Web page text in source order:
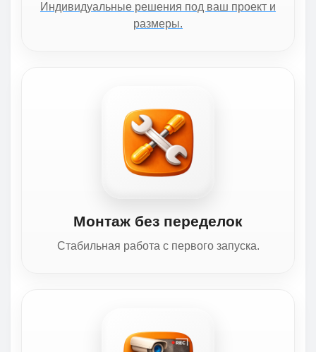
Индивидуальные решения под ваш проект и
размеры.
Монтаж без переделок
Стабильная работа с первого запуска.